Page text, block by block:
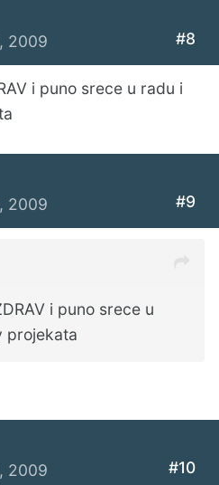
2009 #8
i puno srece u radu i
2009 #9
i puno srece u
projekata
2009 #10